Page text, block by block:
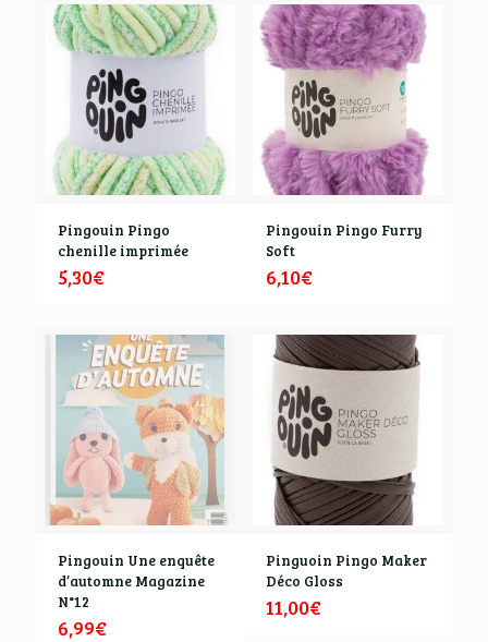
Pingouin Pingo
chenille imprimée
5,30€
Pingouin Pingo Furry
Soft
6,10€
Pingouin Une enquête
d’automne Magazine
N°12
6,99€
Pinguoin Pingo Maker
Déco Gloss
11,00€